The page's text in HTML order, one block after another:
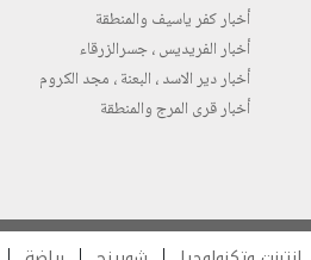
أخبار كفر ياسيف والمنطقة
أخبار الفريديس ، جسرالزرقاء
أخبار دير الاسد ، البعنة ، مجد الكروم
أخبار قرى المرج والمنطقة